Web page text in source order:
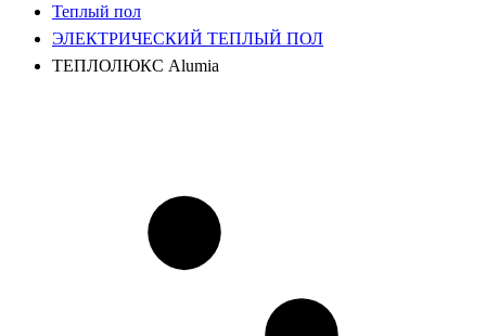
Теплый пол
ЭЛЕКТРИЧЕСКИЙ ТЕПЛЫЙ ПОЛ
ТЕПЛОЛЮКС Alumia